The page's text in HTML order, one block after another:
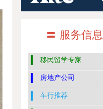
〓 服务信息
移民留学专家
房地产公司
车行推荐